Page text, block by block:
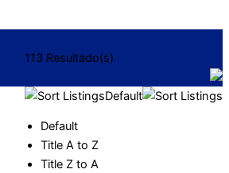
113 Resultado(s)
Default
Default
Title A to Z
Title Z to A